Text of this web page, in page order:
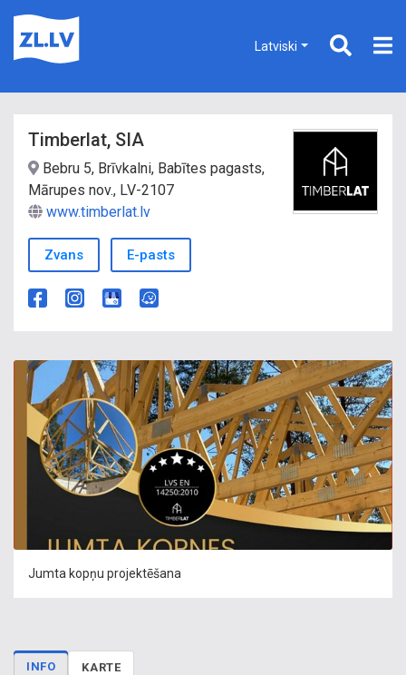
Latviski
Timberlat, SIA
Bebru 5, Brīvkalni, Babītes pagasts,
Mārupes nov., LV-2107
www.timberlat.lv
Zvans E-pasts
Jumta kopņu projektēšana
INFO KARTE